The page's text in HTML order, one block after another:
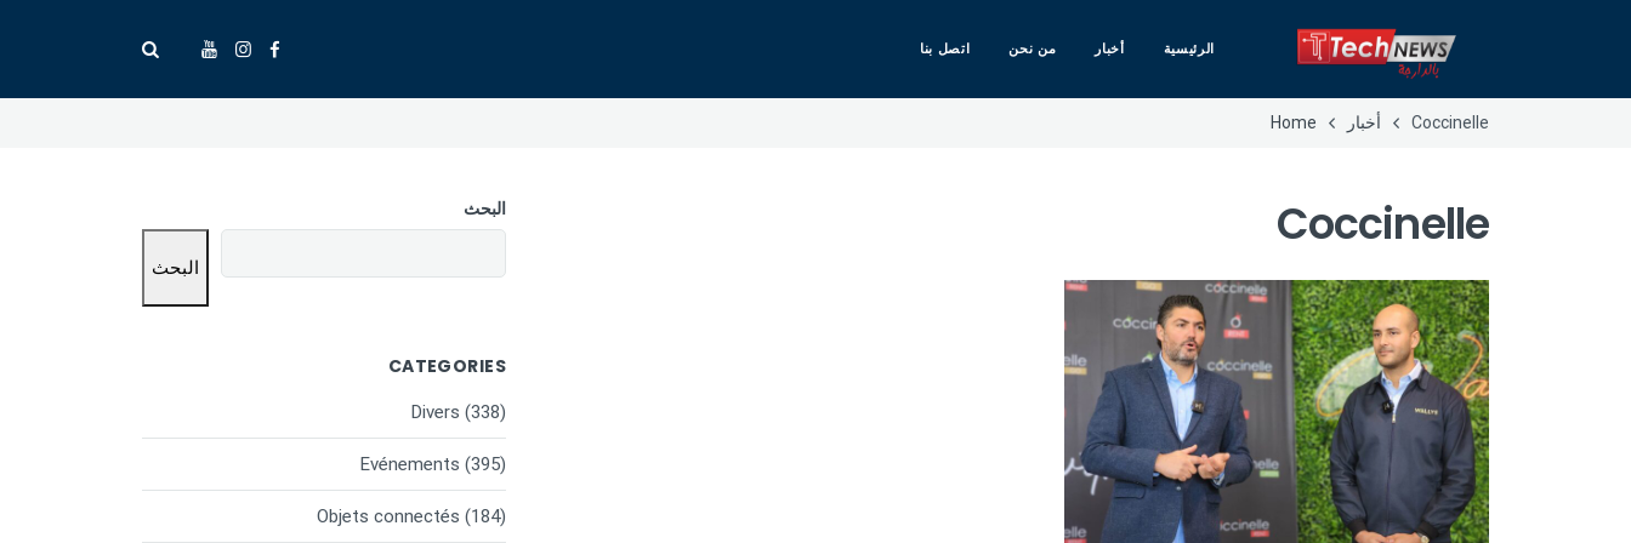
الرئيسية أخبار من نحن اتصل بنا
Coccinelle أخبار Home
Coccinelle البحث
البحث
CATEGORIES
Divers (338)
Evénements (395)
Objets connectés (184)